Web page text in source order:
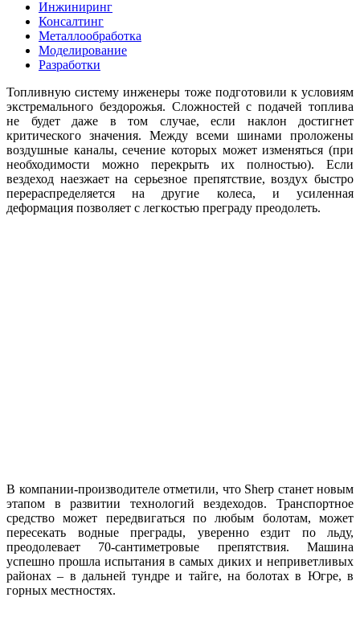
Инжиниринг
Консалтинг
Металлообработка
Моделирование
Разработки
Топливную систему инженеры тоже подготовили к условиям
экстремального бездорожья. Сложностей с подачей топлива
не будет даже в том случае, если наклон достигнет
критического значения. Между всеми шинами проложены
воздушные каналы, сечение которых может изменяться (при
необходимости можно перекрыть их полностью). Если
вездеход наезжает на серьезное препятствие, воздух быстро
перераспределяется на другие колеса, и усиленная
деформация позволяет с легкостью преграду преодолеть.
В компании-производителе отметили, что Sherp станет новым
этапом в развитии технологий вездеходов. Транспортное
средство может передвигаться по любым болотам, может
пересекать водные преграды, уверенно ездит по льду,
преодолевает 70-сантиметровые препятствия. Машина
успешно прошла испытания в самых диких и неприветливых
районах – в дальней тундре и тайге, на болотах в Югре, в
горных местностях.